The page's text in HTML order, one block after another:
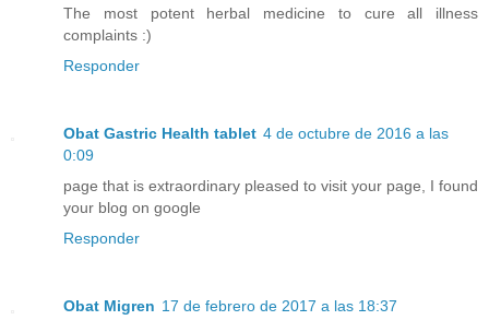
The most potent herbal medicine to cure all illness
complaints :)
Responder
Obat Gastric Health tablet 4 de octubre de 2016 a las
0:09
page that is extraordinary pleased to visit your page, I found
your blog on google
Responder
Obat Migren 17 de febrero de 2017 a las 18:37